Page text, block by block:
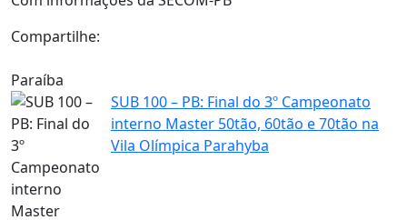
Compartilhe:
Paraíba
SUB 100 – PB: Final do 3º Campeonato
interno Master 50tão, 60tão e 70tão na
Vila Olímpica Parahyba